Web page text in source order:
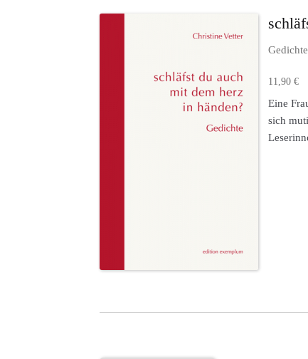
Gedichte
11,90€
Eine
sich